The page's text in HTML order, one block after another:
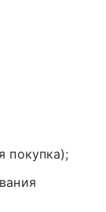
покупка);